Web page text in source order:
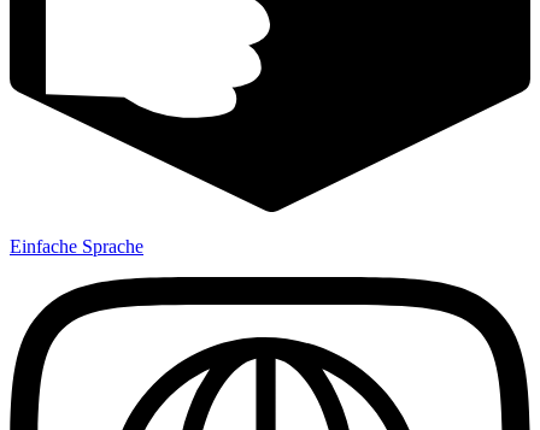
Einfache Sprache